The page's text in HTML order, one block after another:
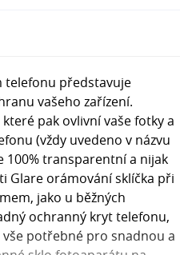
telefonu představuje
vašeho zařízení.
pak ovlivní vaše fotky a
(vždy uvedeno v názvu
100% transparentní a nijak
Glare orámování sklíčka při
jako u běžných
ochranný kryt telefonu,
potřebné pro snadnou a